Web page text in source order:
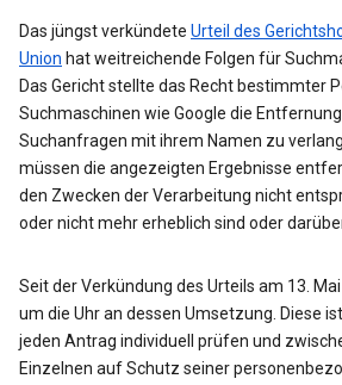
Das jüngst verkündete Urteil des
Union hat weitreichende Folgen für
Das Gericht stellte das Recht bestimmter
Suchmaschinen wie Google die
Suchanfragen mit ihrem Namen zu
müssen die angezeigten Ergebnisse
den Zwecken der Verarbeitung nicht
oder nicht mehr erheblich sind oder
Seit der Verkündung des Urteils am 13.
um die Uhr an dessen Umsetzung. Diese
jeden Antrag individuell prüfen und
Einzelnen auf Schutz seiner